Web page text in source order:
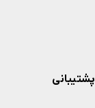
پشتیبانی